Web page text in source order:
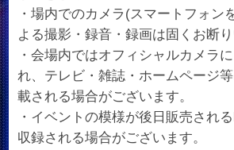
・場内でのカメラ(スマートフォン
よる撮影・録音・録画は固くお断り
・会場内ではオフィシャルカメラ
れ、テレビ・雑誌・ホームページ
載される場合がございます。
・イベントの模様が後日販売され
収録される場合がございます。